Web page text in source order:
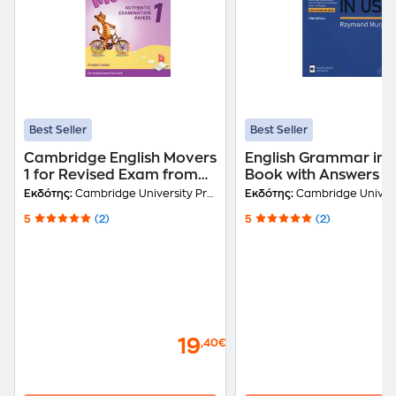
Best Seller
Cambridge English Movers
1 for Revised Exam from
2018 Student's Book
Εκδότης: Cambridge University Press
5 (2)
19,40€
Best Seller
English Grammar in
Book with Answers
Interactive eBook
Εκδότης: Cambridge
5 (2)